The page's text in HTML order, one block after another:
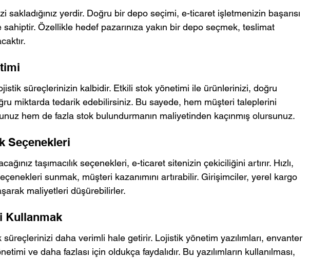
sakladığınız yerdir. Doğru bir depo seçimi, e-ticaret işletmenizin başarısı
Özellikle hedef pazarınıza yakın bir depo seçmek, teslimat
süreçlerinizin kalbidir. Etkili stok yönetimi ile ürünlerinizi, doğru
miktarda tedarik edebilirsiniz. Bu sayede, hem müşteri taleplerini
hem de fazla stok bulundurmanın maliyetinden kaçınmış olursunuz.
Seçenekleri
taşımacılık seçenekleri, e-ticaret sitenizin çekiciliğini artırır. Hızlı,
sunmak, müşteri kazanımını artırabilir. Girişimciler, yerel kargo
maliyetleri düşürebilirler.
Kullanmak
daha verimli hale getirir. Lojistik yönetim yazılımları, envanter
ve daha fazlası için oldukça faydalıdır. Bu yazılımların kullanılması,